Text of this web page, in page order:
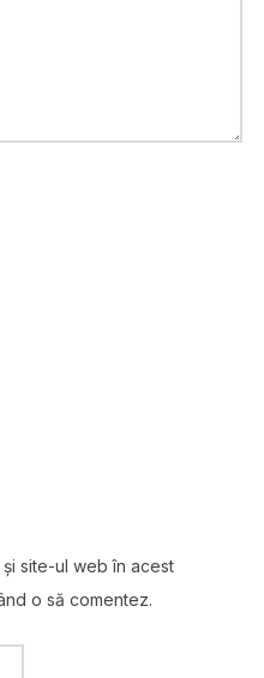
site-ul web în acest
o să comentez.